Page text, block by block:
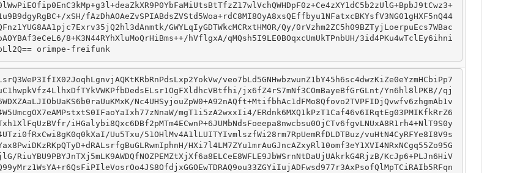
xSH/fAzDhAOAeZvSPIABdsZVStd5Woa+rdC8MI8OyA8xsQEffbyu1NFatxcBKYsfV3NG01gHXF5nQ44
GWYLqIyGDTWkcMCRxtHMOR/Qy/0rVzhm2ZC5h09BZTyjLoerpuEcs7WBac
8+K3N44RYhXluMoQrHiBms++/hVflgxA/qMQsh5I9LE0BOqxcUmUkTPnbUH/3id4PKu4wTclEy6ihni
orimpe-freifunk
veo7bLd5GNHwbzwunZ1bY45h6sc4dwzKiZe0eYzmHCbiPp7
jx6fZ4rS7mNf3COmBayeBfGrGLnt/Yn6hl8lPKB//qj
Nc4UHSyjouZpW0+A92nAQft+MtifbhAc1dFMo8Qfovo2TVPFIDjQvwfv6zhgmAb1v
mgT1i5zA2wxxIi4/ERdnk6MXQ1kPzT1Caf46v6IRqtEg03PMIKfkRrZ6
iHGalybi8Qxc6DBf2pMTm4ECwnP+6JUMbNdsFoeepa8nwcbsu0OjCTv6fgvLNUxA8R1rh4+NlT9S0y
4UTzi0fRxCwi8gK0q0kXaI/Uu5Txu/51OHlMv4A1lLUITYIvmlszfWi28rm7RpUemRfDLDTBuz/vuHtN4CyRFYe8I8V9s
HXi7l4LM7ZYu1mrAuGJncAZxyRl10omf3eY1XVI4NRxNCgq55Zo95G
KcJp6+PLJn6HiV